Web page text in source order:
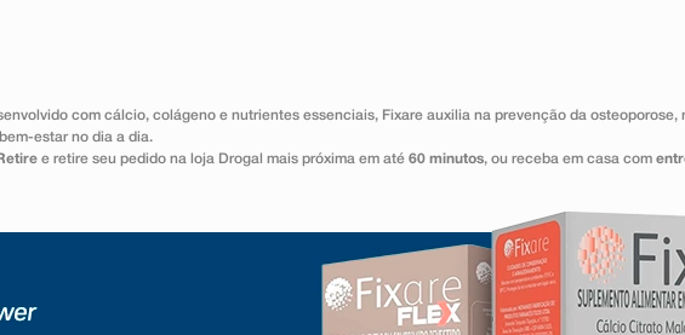
com cálcio, colágeno e nutrientes essenciais, Fixare auxilia na prevenção da
estar no dia a dia.
e retire seu pedido na loja Drogal mais próxima em até 60 minutos, ou receba em casa com